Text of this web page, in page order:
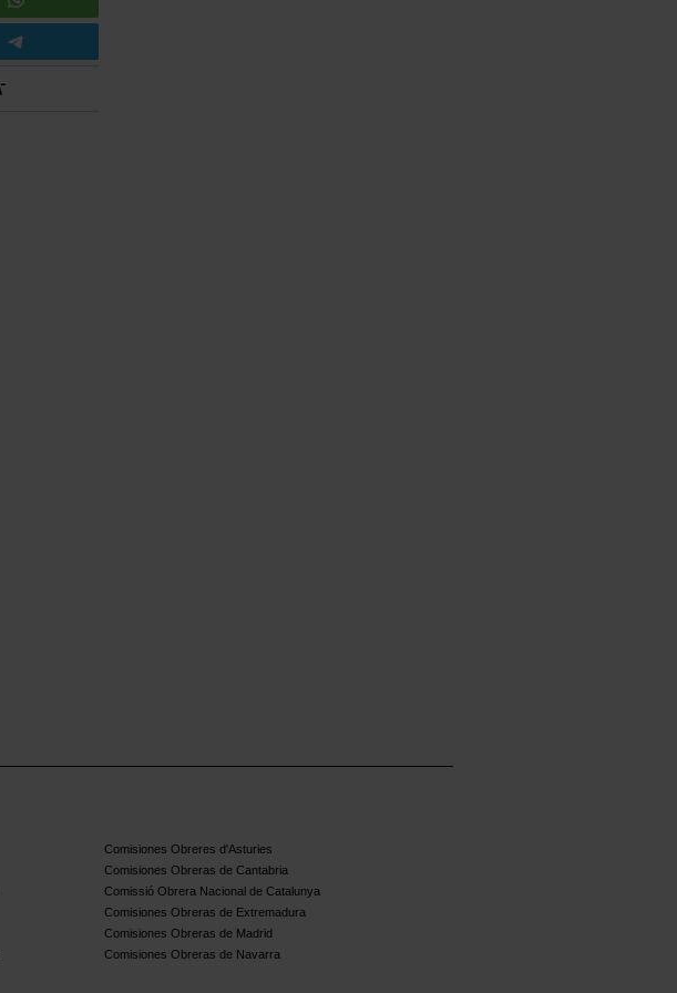
Comisiones Obreres d'Asturies
Comisiones Obreras de Cantabria
Comissió Obrera Nacional de Catalunya
Comisiones Obreras de Extremadura
Comisiones Obreras de Madrid
Comisiones Obreras de Navarra